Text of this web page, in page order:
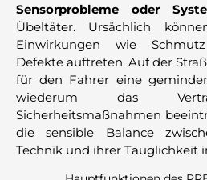
Sensorprobleme oder
Übeltäter. Ursächlich
Einwirkungen wie
Defekte auftreten. Auf der
für den Fahrer eine
wiederum das
Sicherheitsmaßnahmen
die sensible Balance
Technik und ihrer Tauglichkeit